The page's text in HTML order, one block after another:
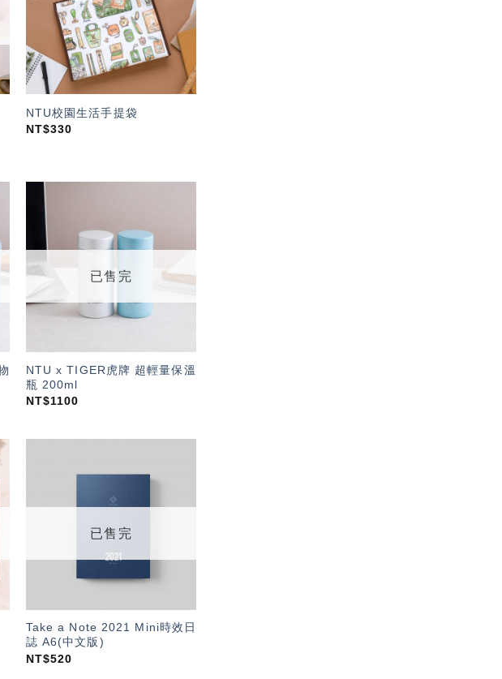
NTU校園生活手提袋
NT$330
望輕
已售完
NTU x TIGER虎牌 超輕量保溫
瓶 200ml
NT$1100
望輕
已售完
Take a Note 2021 Mini時效日
誌 A6(中文版)
NT$520